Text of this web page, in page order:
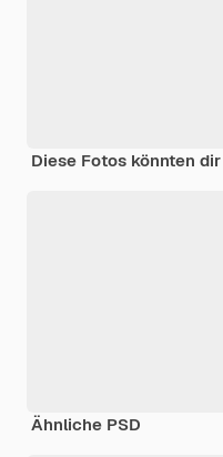
Diese Fotos könnten
Ähnliche PSD